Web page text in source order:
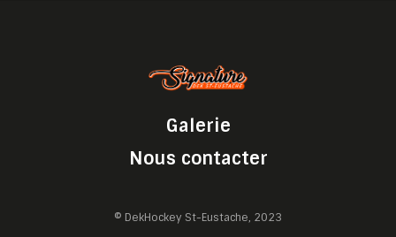
Galerie
Nous contacter
© DekHockey St-Eustache, 2023